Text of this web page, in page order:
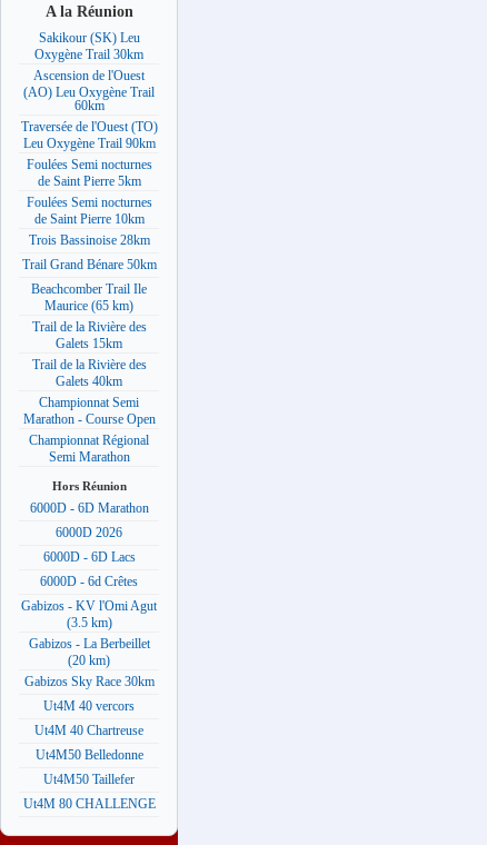
A la Réunion
Sakikour (SK) Leu
Oxygène Trail 30km
Ascension de l'Ouest
(AO) Leu Oxygène Trail
60km
Traversée de l'Ouest (TO)
Leu Oxygène Trail 90km
Foulées Semi nocturnes
de Saint Pierre 5km
Foulées Semi nocturnes
de Saint Pierre 10km
Trois Bassinoise 28km
Trail Grand Bénare 50km
Beachcomber Trail Ile
Maurice (65 km)
Trail de la Rivière des
Galets 15km
Trail de la Rivière des
Galets 40km
Championnat Semi
Marathon - Course Open
Championnat Régional
Semi Marathon
Hors Réunion
6000D - 6D Marathon
6000D 2026
6000D - 6D Lacs
6000D - 6d Crêtes
Gabizos - KV l'Omi Agut
(3.5 km)
Gabizos - La Berbeillet
(20 km)
Gabizos Sky Race 30km
Ut4M 40 vercors
Ut4M 40 Chartreuse
Ut4M50 Belledonne
Ut4M50 Taillefer
Ut4M 80 CHALLENGE